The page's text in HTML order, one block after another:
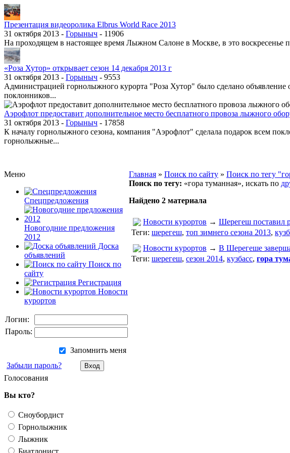
Презентация видеоролика Elbrus World Race 2013
31 октября 2013 - Горыныч - 11906
На проходящем в настоящее время Лыжном Салоне в Москве, в это воскресенье
«Роза Хутор» открывает сезон 14 декабря 2013 г
31 октября 2013 - Горыныч - 9553
Администрацией горнолыжного курорта "Роза Хутор" было сделано
поклонников...
Аэрофлот предоставит дополнительное место бесплатного провоза лыжного
31 октября 2013 - Горыныч - 17858
К началу горнолыжного сезона, компания "Аэрофлот" сделала подарок всем
горнолыжные...
Меню
Спецпредложения
Новогодние предложения
2012
Доска
объявлений
Поиск по
сайту
Регистрация
Новости
курортов
Логин:
Пароль:
Запомнить меня
Забыли пароль?
Голосования
Вы кто?
Сноубордист
Горнолыжник
Лыжник
Биатлонист
Главная » Поиск по сайту » Поиск по тегу
Поиск по тегу: «гора туманная», искать по
Найдено 2 материала
Новости курортов → Шерегеш поставил
Теги: шерегеш, топ зимнего сезона 2013,
Новости курортов → В Шерегеше
Теги: шерегеш, сезон 2014, кузбасс, гора